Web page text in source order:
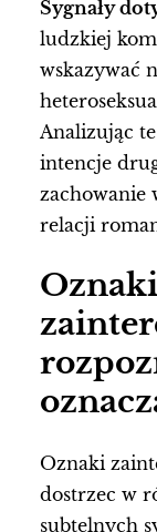
Sygnały
ludzkiej
wskazywać
Analizując
intencje
zachowanie
relacji
Oznaki
dostrzec w
subtelnych